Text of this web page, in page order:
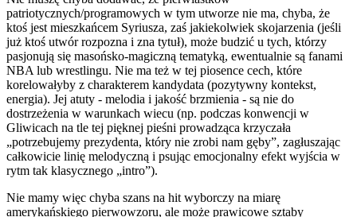
patriotycznych/programowych w tym utworze nie ma, chyba, że
ktoś jest mieszkańcem Syriusza, zaś jakiekolwiek skojarzenia (jeśli
już ktoś utwór rozpozna i zna tytuł), może budzić u tych, którzy
pasjonują się masońsko-magiczną tematyką, ewentualnie są fanami
NBA lub wrestlingu. Nie ma też w tej piosence cech, które
korelowałyby z charakterem kandydata (pozytywny kontekst,
energia). Jej atuty - melodia i jakość brzmienia - są nie do
dostrzeżenia w warunkach wiecu (np. podczas konwencji w
Gliwicach na tle tej pięknej pieśni prowadząca krzyczała
„potrzebujemy prezydenta, który nie zrobi nam gęby”, zagłuszając
całkowicie linię melodyczną i psując emocjonalny efekt wyjścia w
rytm tak klasycznego „intro”).
Nie mamy więc chyba szans na hit wyborczy na miarę
amerykańskiego pierwowzoru, ale może prawicowe sztaby